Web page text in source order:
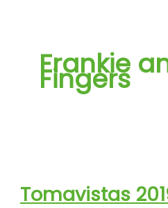
Frankie
Fingers
Tomavistas